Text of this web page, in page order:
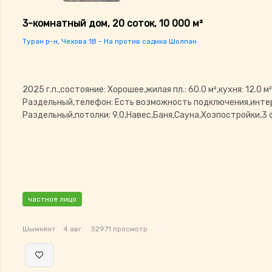
3-комнатный дом, 20 соток, 10 000 м²
Туран р-н, Чехова 1В - На против садика Шолпан
2025 г.п.,состояние: Хорошее,жилая пл.: 60.0 м²,кухня: 12.0
Раздельный,телефон: Есть возможность
Раздельный,потолки: 9.0,Навес,Баня,Сауна,Хозпостройки,3
частное лицо
Шымкент 4 авг. 32971 просмотр